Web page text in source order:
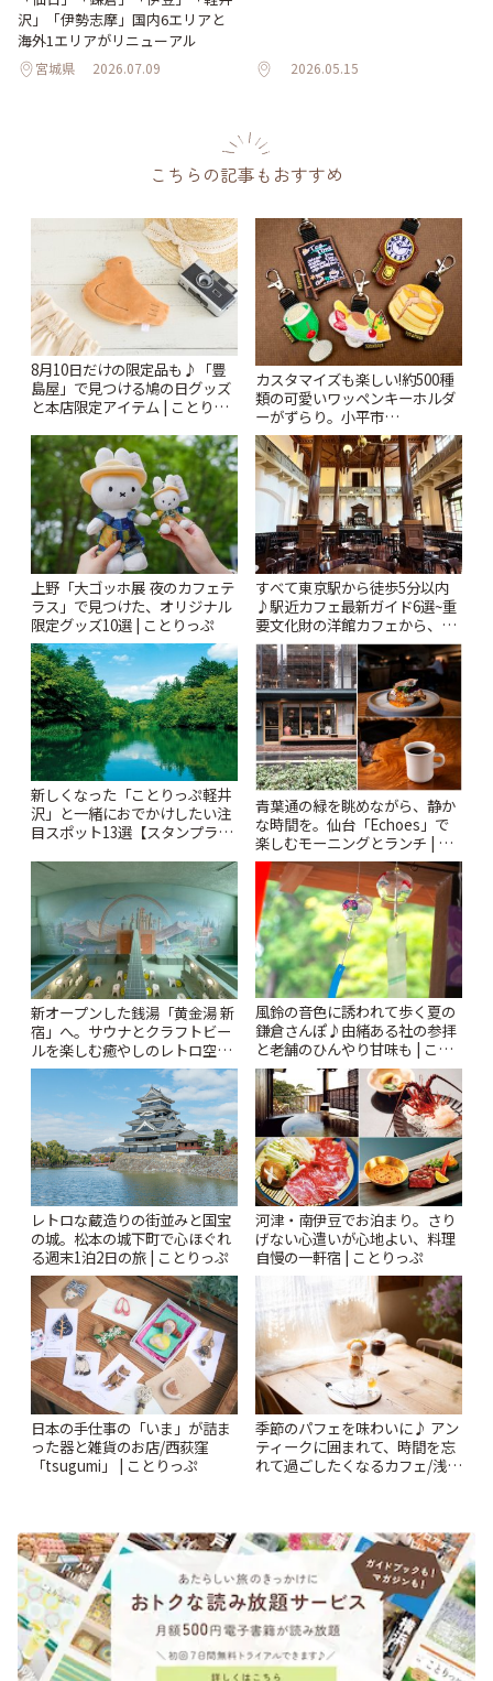
沢」「伊勢志摩」国内6エリアと
海外1エリアがリニューアル
宮城県 2026.07.09 2026.05.15
こちらの記事もおすすめ
8月10日だけの限定品も♪「豊
島屋」で見つける鳩の日グッズ
と本店限定アイテム | ことりっ
カスタマイズも楽しい!約500種
類の可愛いワッペンキーホルダ
ーがずらり。小平市
「Kimamaya T&K」 | ことりっ
ぷ
上野「大ゴッホ展 夜のカフェテ
ラス」で見つけた、オリジナル
限定グッズ10選 | ことりっぷ
すべて東京駅から徒歩5分以内
♪駅近カフェ最新ガイド6選~重
要文化財の洋館カフェから、改
札すぐのレトロ喫茶まで~ | こと
りっぷ
新しくなった「ことりっぷ軽井
沢」と一緒におでかけしたい注
目スポット13選【スタンプラリ
青葉通の緑を眺めながら、静か
な時間を。仙台「Echoes」で
楽しむモーニングとランチ | こ
とりっぷ
新オープンした銭湯「黄金湯 新
宿」へ。サウナとクラフトビー
ルを楽しむ癒やしのレトロ空間
| ことりっぷ
風鈴の音色に誘われて歩く夏の
鎌倉さんぽ♪由緒ある社の参拝
と老舗のひんやり甘味も | こと
りっぷ
レトロな蔵造りの街並みと国宝
の城。松本の城下町で心ほぐれ
る週末1泊2日の旅 | ことりっぷ
河津・南伊豆でお泊まり。さり
げない心遣いが心地よい、料理
自慢の一軒宿 | ことりっぷ
日本の手仕事の「いま」が詰ま
った器と雑貨のお店/西荻窪
「tsugumi」 | ことりっぷ
季節のパフェを味わいに♪ アン
ティークに囲まれて、時間を忘
れて過ごしたくなるカフェ/浅草